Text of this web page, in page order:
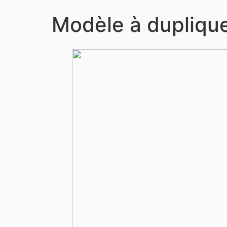
Modèle à